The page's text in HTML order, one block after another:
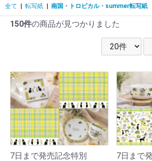
全て 転写紙 南国・トロピカル・summer転写紙
150件の商品が見つかりました
7日まで発売記念特別
7日まで